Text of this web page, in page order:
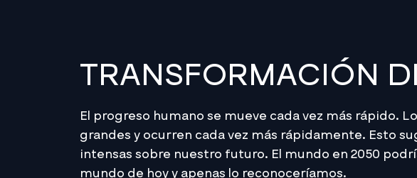
TRANSFORMACIÓN
El progreso humano se mueve cada vez más rápido.
grandes y ocurren cada vez más rápidamente. Esto
intensas sobre nuestro futuro. El mundo en 2050
mundo de hoy y apenas lo reconoceríamos.